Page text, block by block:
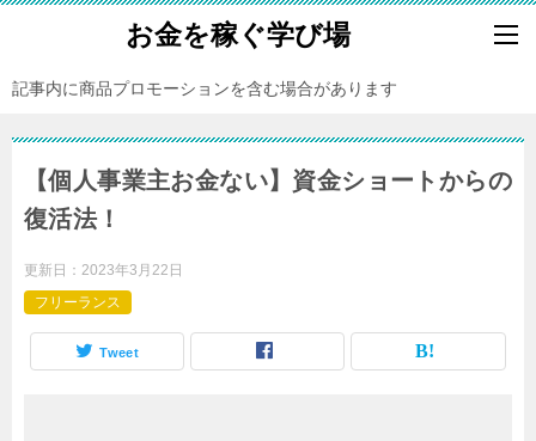
お金を稼ぐ学び場
記事内に商品プロモーションを含む場合があります
【個人事業主お金ない】資金ショートからの
復活法！
更新日： 2023年3月22日
フリーランス
Tweet